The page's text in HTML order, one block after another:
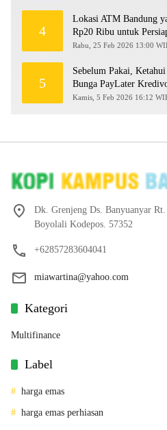
4
Lokasi ATM Bandung
Rp20 Ribu untuk
Rabu, 25 Feb 2026 13:00
5
Sebelum Pakai,
Bunga PayLater
2026
Kamis, 5 Feb 2026 16:12
Dk. Grenjeng Ds. Banyuanyar
Boyolali Kodepos. 57352
+62857283604041
miawartina@yahoo.com
Kategori
Multifinance
Label
harga emas
harga emas perhiasan